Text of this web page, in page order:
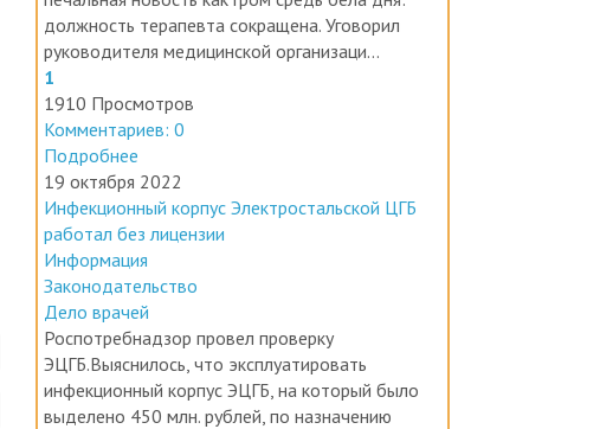
должность терапевта сокращена. Уговорил
руководителя медицинской организаци...
1
1910 Просмотров
Комментариев: 0
Подробнее
19 октября 2022
Инфекционный корпус Электростальской ЦГБ
работал без лицензии
Информация
Законодательство
Дело врачей
Роспотребнадзор провел проверку
ЭЦГБ.Выяснилось, что эксплуатировать
инфекционный корпус ЭЦГБ, на который было
выделено 450 млн. рублей, по назначению